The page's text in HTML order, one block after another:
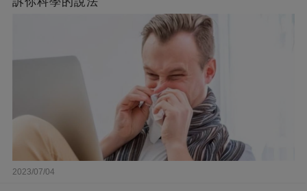
2023/07/04